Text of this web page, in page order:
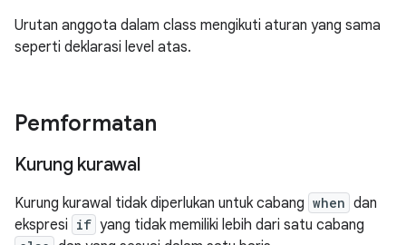
Urutan anggota dalam class mengikuti aturan yang sama
seperti deklarasi level atas.
Pemformatan
Kurung kurawal
Kurung kurawal tidak diperlukan untuk cabang when dan
ekspresi if yang tidak memiliki lebih dari satu cabang